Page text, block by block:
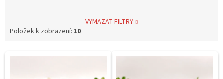
VYMAZAT FILTRY
Položek k zobrazení: 10
V